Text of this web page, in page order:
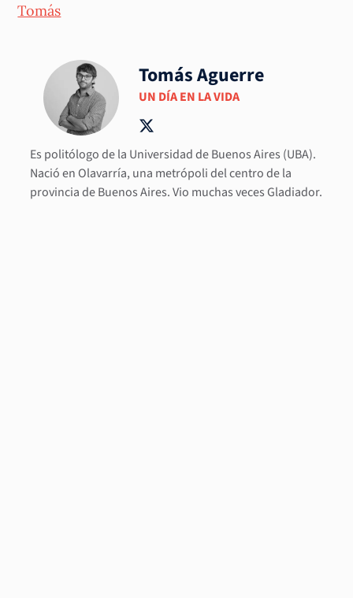
Tomás
Tomás Aguerre
UN DÍA EN LA VIDA
Es politólogo de la Universidad de Buenos Aires (UBA).
Nació en Olavarría, una metrópoli del centro de la
provincia de Buenos Aires. Vio muchas veces Gladiador.